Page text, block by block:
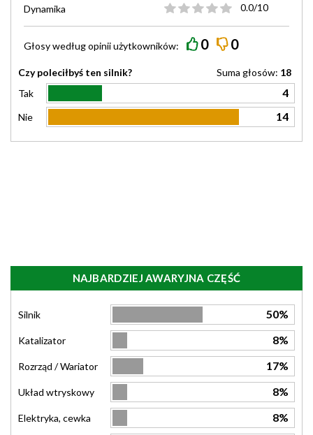
Dynamika
0.0/10
Głosy wedługopiniiużytkowników: 0 0
Czy poleciłbyś ten silnik? Suma głosów: 18
Tak
4
Nie 14
NAJBARDZIEJ AWARYJNA CZĘŚĆ
Silnik 50%
Katalizator 8%
Rozrząd / Wariator 17%
Układ wtryskowy 8%
Elektryka, cewka 8%